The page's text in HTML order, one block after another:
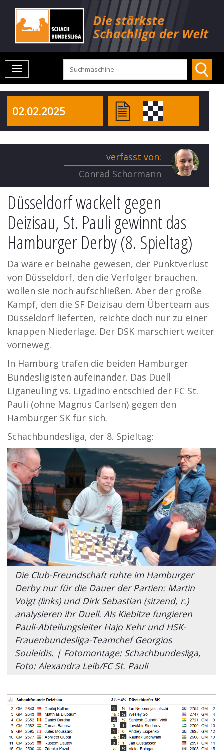
02.02.2025
verfasst von:
Conrad Schormann
Düsseldorf wackelt gegen
Deizisau, St. Pauli gewinnt das
Hamburger Derby (8. Spieltag)
Da wäre er beinahe gewesen, der Punktverlust
von Düsseldorf, den die Verfolger brauchen,
wollen sie noch aufschließen. Aber der große
Kampf, den die SF Deizisau dem Überteam aus
Düsseldorf lieferten, reichte doch nur zu einer
knappen Niederlage. Der DSK marschiert weiter
vorneweg.
In Hamburg trafen die beiden Hamburger
Bundesligisten aufeinander. Das Duell
Liganeuling vs. Ligadino entschied der FC St.
Pauli (ohne Magnus Carlsen) gegen den
Hamburger SK für sich.
Schachbundesliga, der 8. Spieltag:
Die Club-Freundschaft ruhte im Hamburger
Derby nur für die Dauer der Partien: Martin
Voigt (links) und Dirk Sebastian (sitzend, r.)
analysieren ihr Duell. Als Kiebitze fungieren
Pauli-Abteilungsleiter Hajo Kehr und HSK-
Frauenbundesliga-Teamchef Georgios
Souleidis. | Fotomontage: Schachbundesliga,
Foto: Alexandra Leib/FC St. Pauli